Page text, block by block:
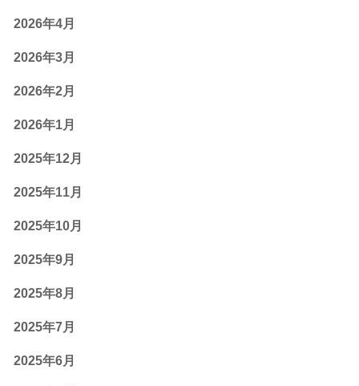
2026年4月
2026年3月
2026年2月
2026年1月
2025年12月
2025年11月
2025年10月
2025年9月
2025年8月
2025年7月
2025年6月